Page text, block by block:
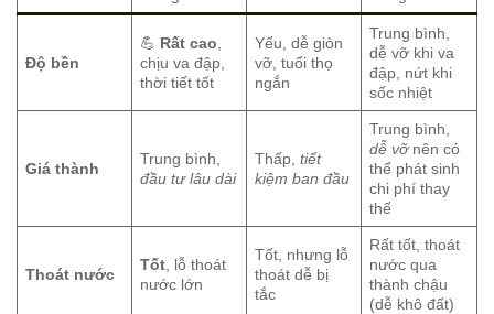
Độ bền
💪 Rất cao
chịu va đập,
thời tiết tốt
Yếu, dễ giòn
vỡ, tuổi thọ
ngắn
Trung bình,
dễ vỡ khi va
đập, nứt khi
sốc nhiệt
Giá thành
Trung bình,
đầu tư lâu dài
Thấp,tiết
kiệm ban đầu
Trung bình,
dễ vỡnên có
thể phát sinh
chi phí thay
thế
Thoát nước
Tốt , lỗ thoát
nước lớn
Tốt, nhưng lỗ
thoát dễ bị
tắc
Rất tốt, thoát
nước qua
thành chậu
(dễ khô đất)